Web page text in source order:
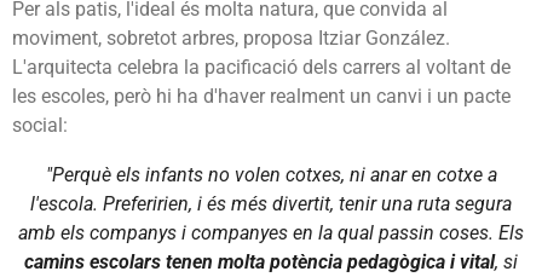
Per als patis, l'ideal és molta natura, que convida al
moviment, sobretot arbres, proposa Itziar González.
L'arquitecta celebra la pacificació dels carrers al voltant de
les escoles, però hi ha d'haver realment un canvi i un pacte
social:
"Perquè els infants no volen cotxes, ni anar en cotxe a
l'escola. Preferirien, i és més divertit, tenir una ruta segura
amb els companys i companyes en la qual passin coses. Els
camins escolars tenen molta potència pedagògica i vital, si